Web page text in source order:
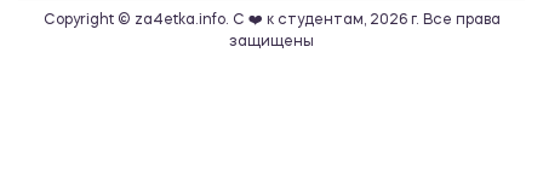
Copyright © za4etka.info. С ❤️ к студентам, 2026 г. Все права
защищены